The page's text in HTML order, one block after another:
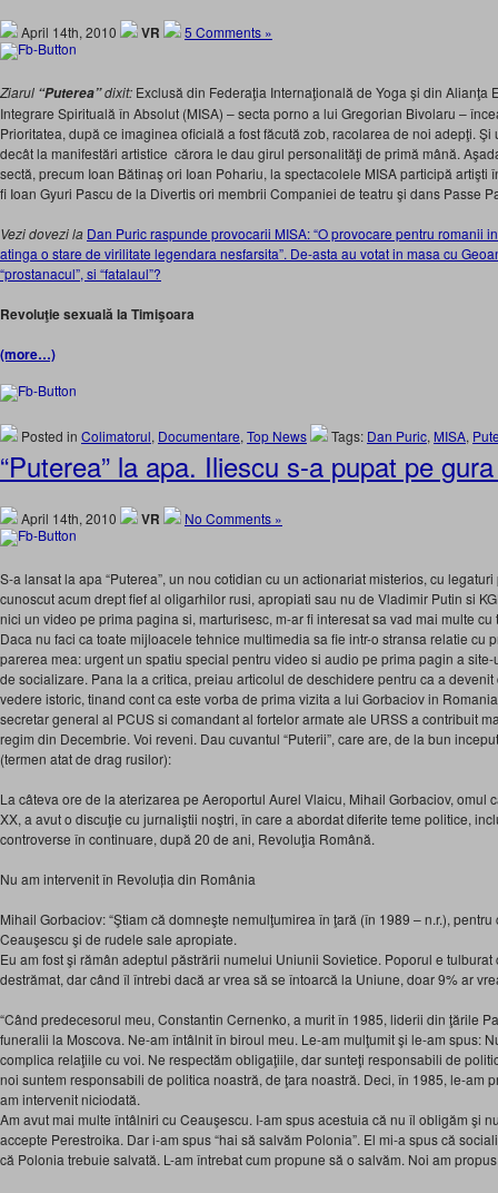
April 14th, 2010 VR 5 Comments »
Ziarul “Puterea”dixit: Exclusă din Federaţia Internaţională de Yoga şi din Alianţa
Integrare Spirituală în Absolut (MISA) – secta porno a lui Gregorian Bivolaru –
Prioritatea, după ce imaginea oficială a fost făcută zob, racolarea de noi adepţi.
decât la manifestări artistice cărora le dau girul personalităţi de primă mână.
sectă, precum Ioan Bătinaş ori Ioan Pohariu, la spectacolele MISA participă artişti
fi Ioan Gyuri Pascu de la Divertis ori membrii Companiei de teatru şi dans Passe
Vezi dovezi la Dan Puric raspunde provocarii MISA: “O provocare pentru romanii
atinga o stare de virilitate legendara nesfarsita”. De-asta au votat in masa cu
“prostanacul”, si “fatalaul”?
Revoluţie sexuală la Timişoara
(more…)
Posted in Colimatorul, Documentare, Top News Tags: Dan Puric, MISA,
“Puterea” la apa. Iliescu s-a pupat pe
April 14th, 2010 VR No Comments »
S-a lansat la apa “Puterea”, un nou cotidian cu un actionariat misterios, cu
cunoscut acum drept fief al oligarhilor rusi, apropiati sau nu de Vladimir Putin si
nici un video pe prima pagina si, marturisesc, m-ar fi interesat sa vad mai multe
Daca nu faci ca toate mijloacele tehnice multimedia sa fie intr-o stransa relatie cu
parerea mea: urgent un spatiu special pentru video si audio pe prima pagin a
de socializare. Pana la a critica, preiau articolul de deschidere pentru ca a
vedere istoric, tinand cont ca este vorba de prima vizita a lui Gorbaciov in
secretar general al PCUS si comandant al fortelor armate ale URSS a contribuit
regim din Decembrie. Voi reveni. Dau cuvantul “Puterii”, care are, de la bun
(termen atat de drag rusilor):
La câteva ore de la aterizarea pe Aeroportul Aurel Vlaicu, Mihail Gorbaciov, omul
XX, a avut o discuţie cu jurnaliştii noştri, în care a abordat diferite teme politice,
controverse în continuare, după 20 de ani, Revoluţia Română.
Nu am intervenit în Revoluția din România
Mihail Gorbaciov: “Ştiam că domneşte nemulţumirea în ţară (în 1989 – n.r.),
Ceauşescu şi de rudele sale apropiate.
Eu am fost şi rămân adeptul păstrării numelui Uniunii Sovietice. Poporul e
destrămat, dar când îl întrebi dacă ar vrea să se întoarcă la Uniune, doar 9% ar
“Când predecesorul meu, Constantin Cernenko, a murit în 1985, liderii din ţările
funeralii la Moscova. Ne-am întâlnit în biroul meu. Le-am mulţumit şi le-am spus:
complica relaţiile cu voi. Ne respectăm obligaţiile, dar sunteţi responsabili de
noi suntem responsabili de politica noastră, de ţara noastră. Deci, în 1985, le-am
am intervenit niciodată.
Am avut mai multe întâlniri cu Ceauşescu. I-am spus acestuia că nu îl obligăm şi
accepte Perestroika. Dar i-am spus “hai să salvăm Polonia”. El mi-a spus că
că Polonia trebuie salvată. L-am întrebat cum propune să o salvăm. Noi am